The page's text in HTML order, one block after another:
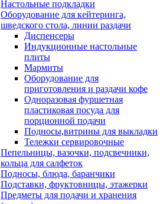
Настольные подкладки
Оборудование для кейтеринга,
шведского стола, линии раздачи
Диспенсеры
Индукционные настольные
плиты
Мармиты
Оборудование для
приготовления и раздачи кофе
Одноразовая фуршетная
пластиковая посуда для
порционной подачи
Подносы,витрины для выкладки
Тележки сервировочные
Пепельницы, вазочки, подсвечники,
кольца для салфеток
Подносы, блюда, баранчики
Подставки, фруктовницы, этажерки
Предметы для подачи и хранения